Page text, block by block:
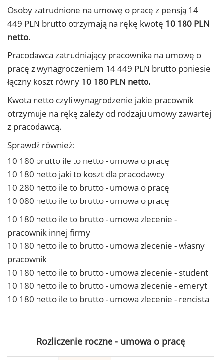
Osoby zatrudnione na umowę o pracę z pensją 14
449 PLN brutto otrzymają na rękę kwotę 10 180 PLN
netto.
Pracodawca zatrudniający pracownika na umowę o
pracę z wynagrodzeniem 14 449 PLN brutto poniesie
łączny koszt równy 10 180 PLN netto.
Kwota netto czyli wynagrodzenie jakie pracownik
otrzymuje na rękę zależy od rodzaju umowy zawartej
z pracodawcą.
Sprawdź również:
10 180 brutto ile to netto - umowa o pracę
10 180 netto jaki to koszt dla pracodawcy
10 280 netto ile to brutto - umowa o pracę
10 080 netto ile to brutto - umowa o pracę
10 180 netto ile to brutto - umowa zlecenie -
pracownik innej firmy
10 180 netto ile to brutto - umowa zlecenie - własny
pracownik
10 180 netto ile to brutto - umowa zlecenie - student
10 180 netto ile to brutto - umowa zlecenie - emeryt
10 180 netto ile to brutto - umowa zlecenie - rencista
Rozliczenie roczne - umowa o pracę